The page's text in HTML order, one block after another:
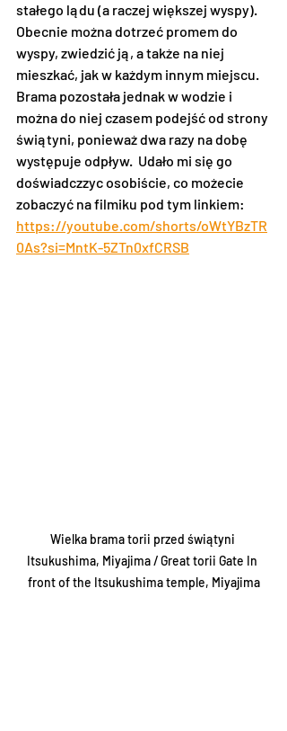
stałego lądu (a raczej większej wyspy).
Obecnie można dotrzeć promem do
wyspy, zwiedzić ją, a także na niej
mieszkać, jak w każdym innym miejscu.
Brama pozostała jednak w wodzie i
można do niej czasem podejść od strony
świątyni, ponieważ dwa razy na dobę
występuje odpływ.  Udało mi się go
doświadczzyc osobiście, co możecie
zobaczyć na filmiku pod tym linkiem:
https://youtube.com/shorts/oWtYBzTR
0As?si=MntK-5ZTn0xfCRSB
Wielka brama torii przed świątyni
Itsukushima, Miyajima / Great torii Gate In
front of the Itsukushima temple, Miyajima